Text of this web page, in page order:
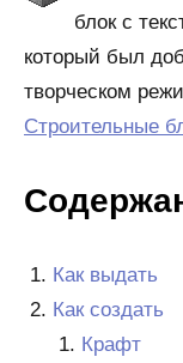
блок с
который был
творческом
Строительные
Как выдать
Как создать
Крафт